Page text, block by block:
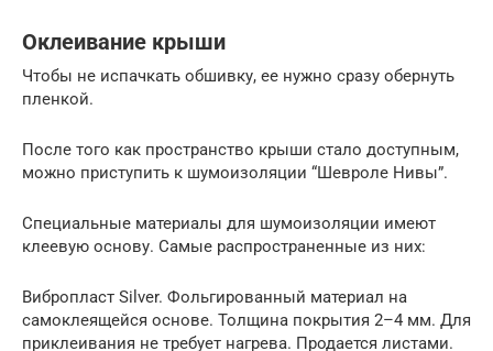
Оклеивание крыши
Чтобы не испачкать обшивку, ее нужно сразу обернуть
пленкой.
После того как пространство крыши стало доступным,
можно приступить к шумоизоляции “Шевроле Нивы”.
Специальные материалы для шумоизоляции имеют
клеевую основу. Самые распространенные из них:
Вибропласт Silver. Фольгированный материал на
самоклеящейся основе. Толщина покрытия 2–4 мм. Для
приклеивания не требует нагрева. Продается листами.